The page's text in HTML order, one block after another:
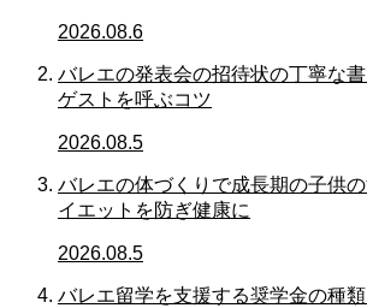
2026.08.6
バレエの発表会の招待状の丁寧な
ゲストを呼ぶコツ
2026.08.5
バレエの体づくりで成長期の子供
イエットを防ぎ健康に
2026.08.5
バレエ留学を支援する奨学金の種